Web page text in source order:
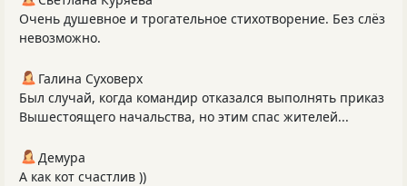
Очень душевное и трогательное стихотворение. Без слёз
невозможно.
Галина Суховерх
Был случай, когда командир отказался выполнять приказ
Вышестоящего начальства, но этим спас жителей...
Демура
А как кот счастлив ))